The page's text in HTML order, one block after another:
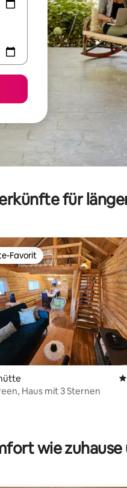
für
Bewertung: 5 von 5, 10
Favorit
Favorit
Haus mit 3 Sternen
wie